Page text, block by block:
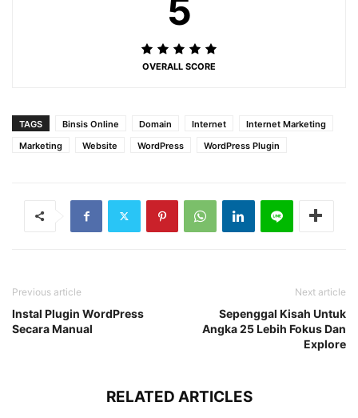
5
OVERALL SCORE
TAGS Binsis Online Domain Internet
Internet Marketing
Marketing
Website WordPress WordPress Plugin
Previous article
Instal Plugin WordPress
Secara Manual
Next article
Sepenggal Kisah Untuk
Angka 25 Lebih Fokus Dan
Explore
RELATED ARTICLES